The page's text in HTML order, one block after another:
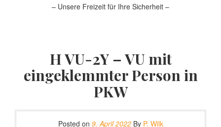
– Unsere Freizeit für Ihre Sicherheit –
H VU-2Y – VU mit
eingeklemmter Person in
PKW
Posted on 9. April 2022By P. Wilk